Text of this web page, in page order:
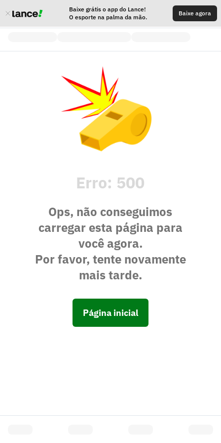
Baixe grátis o app do Lance!
O esporte na palma da mão.
Baixe agora
Erro: 500
Ops, não conseguimos
carregar esta página para
você agora.
Por favor, tente novamente
mais tarde.
Página inicial